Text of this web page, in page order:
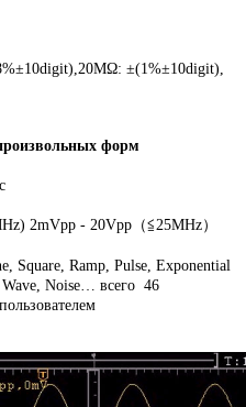
±(1%±10digit),
форм
2mVpp - 20Vpp（≦25MHz）
Square, Ramp, Pulse, Exponential
Noise… всего 46